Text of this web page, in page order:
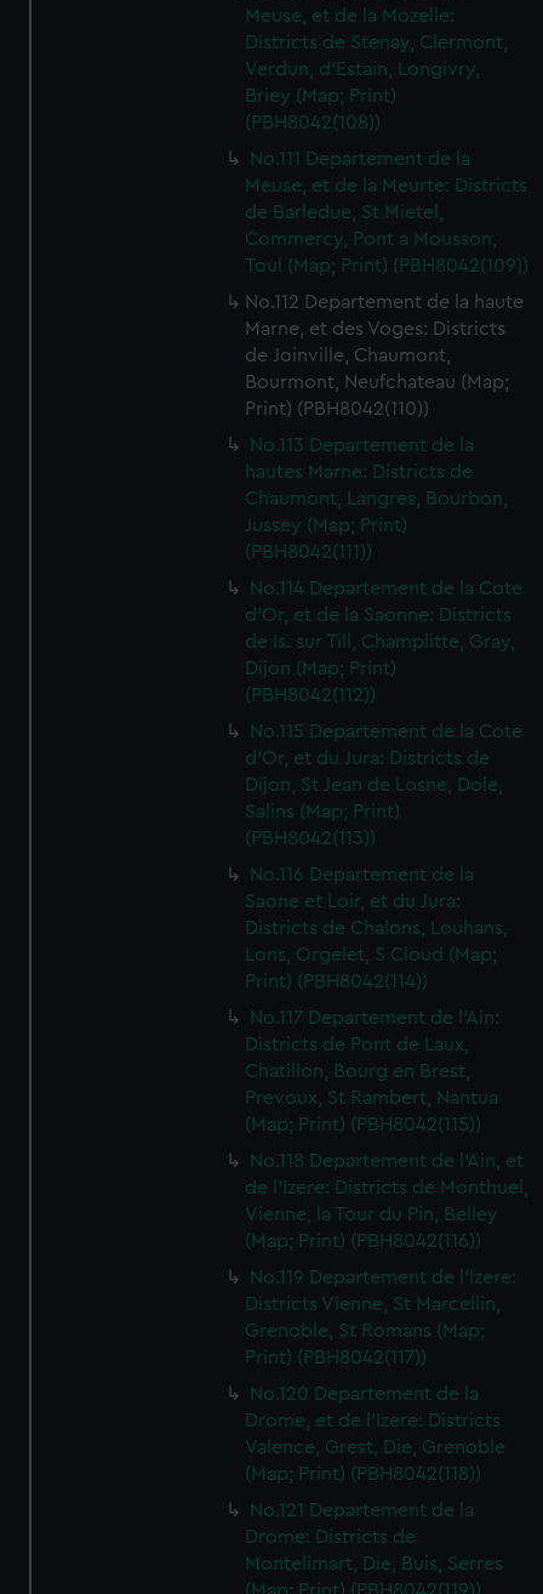
Meuse, et de la Mozelle:
Districts de Stenay, Clermont,
Verdun, d'Estain, Longivry,
Briey (Map; Print)
(PBH8042(108))
No.111 Departement de la
Meuse, et de la Meurte: Districts
de Barledue, St Mietel,
Commercy, Pont a Mousson,
Toul (Map; Print) (PBH8042(109))
No.112 Departement de la haute
Marne, et des Voges: Districts
de Joinville, Chaumont,
Bourmont, Neufchateau (Map;
Print) (PBH8042(110))
No.113 Departement de la
hautes Marne: Districts de
Chaumont, Langres, Bourbon,
Jussey (Map; Print)
(PBH8042(111))
No.114 Departement de la Cote
d'Or, et de la Saonne: Districts
de Is. sur Till, Champlitte, Gray,
Dijon (Map; Print)
(PBH8042(112))
No.115 Departement de la Cote
d'Or, et du Jura: Districts de
Dijon, St Jean de Losne, Dole,
Salins (Map; Print)
(PBH8042(113))
No.116 Departement de la
Saone et Loir, et du Jura:
Districts de Chalons, Louhans,
Lons, Orgelet, S Cloud (Map;
Print) (PBH8042(114))
No.117 Departement de l'Ain:
Districts de Pont de Laux,
Chatillon, Bourg en Brest,
Prevoux, St Rambert, Nantua
(Map; Print) (PBH8042(115))
No.118 Departement de l'Ain, et
de l'Izere: Districts de Monthuel,
Vienne, la Tour du Pin, Belley
(Map; Print) (PBH8042(116))
No.119 Departement de l'Izere:
Districts Vienne, St Marcellin,
Grenoble, St Romans (Map;
Print) (PBH8042(117))
No.120 Departement de la
Drome, et de l'Izere: Districts
Valence, Grest, Die, Grenoble
(Map; Print) (PBH8042(118))
No.121 Departement de la
Drome: Districts de
Montelimart, Die, Buis, Serres